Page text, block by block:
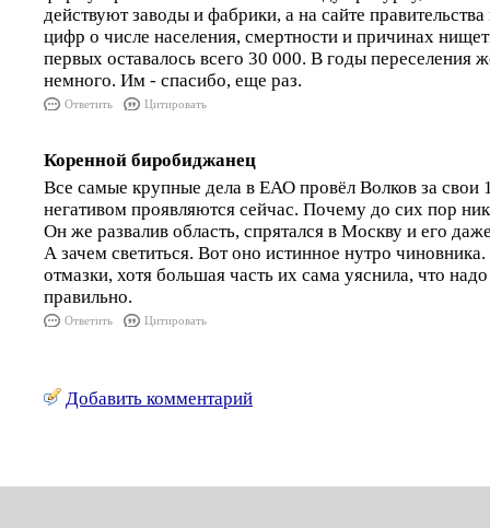
действуют заводы и фабрики, а на сайте
цифр о числе населения, смертности и причинах
первых оставалось всего 30 000. В годы переселения
немного. Им - спасибо, еще раз.
Ответить Цитировать
Коренной биробиджанец
Все самые крупные дела в ЕАО провёл Волков за свои
негативом проявляются сейчас. Почему до сих пор
Он же развалив область, спрятался в Москву и его
А зачем светиться. Вот оно истинное нутро
отмазки, хотя большая часть их сама уяснила, что
правильно.
Ответить Цитировать
Добавить комментарий